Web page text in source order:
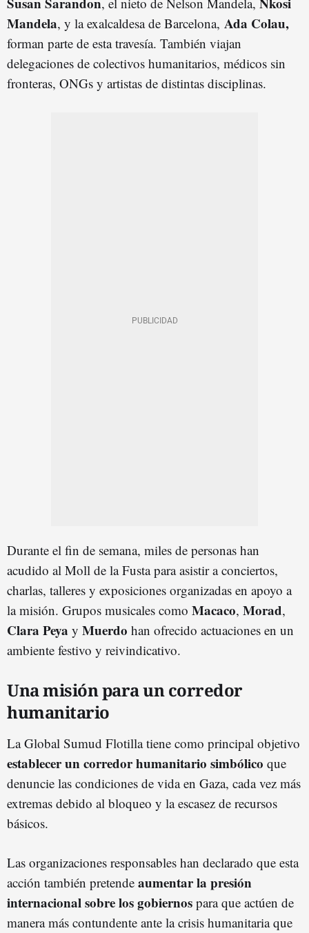
Mandela, y la exalcaldesa de Barcelona, Ada Colau,
forman parte de esta travesía. También viajan
delegaciones de colectivos humanitarios, médicos sin
fronteras, ONGs y artistas de distintas disciplinas.
Durante el fin de semana, miles de personas han
acudido al Moll de la Fusta para asistir a conciertos,
charlas, talleres y exposiciones organizadas en apoyo a
la misión. Grupos musicales como Macaco, Morad,
Clara Peya y Muerdo han ofrecido actuaciones en un
ambiente festivo y reivindicativo.
Una misión para un corredor
humanitario
La Global Sumud Flotilla tiene como principal objetivo
establecer un corredor humanitario simbólico que
denuncie las condiciones de vida en Gaza, cada vez más
extremas debido al bloqueo y la escasez de recursos
básicos.
Las organizaciones responsables han declarado que esta
acción también pretende aumentar la presión
internacional sobre los gobiernos para que actúen de
manera más contundente ante la crisis humanitaria que